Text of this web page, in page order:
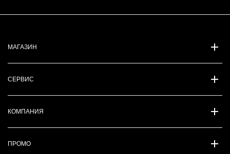
МАГАЗИН
СЕРВИС
КОМПАНИЯ
ПРОМО